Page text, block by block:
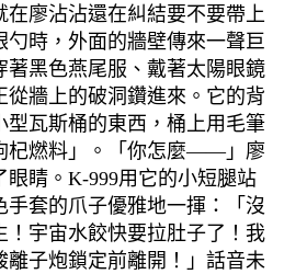
在廖沾沾還在糾結要不要帶上
勺時，外面的牆壁傳來一聲巨
著黑色燕尾服、戴著太陽眼鏡
從牆上的破洞鑽進來。它的背
型瓦斯桶的東西，桶上用毛筆
杞燃料」。「你怎麼——」廖
眼睛。K-999用它的小短腿站
手套的爪子優雅地一揮：「沒
！宇宙水餃快要拉肚子了！我
離子炮鎖定前離開！」話音未